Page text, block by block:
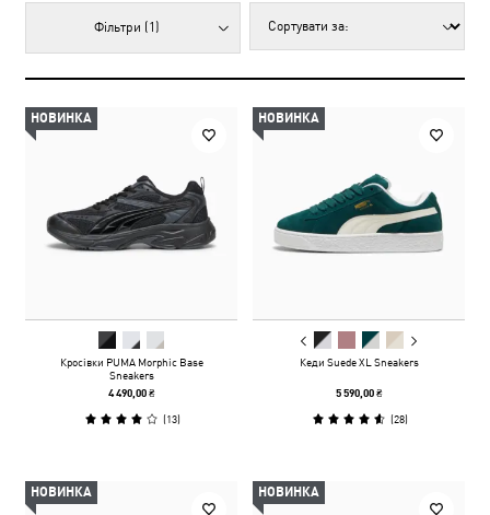
Фільтри (1)
НОВИНКА
Кросівки PUMA Morphic Base
Sneakers
4 490,00 ₴
(13)
НОВИНКА
Кеди Suede XL Sneakers
5 590,00 ₴
(28)
НОВИНКА НОВИНКА